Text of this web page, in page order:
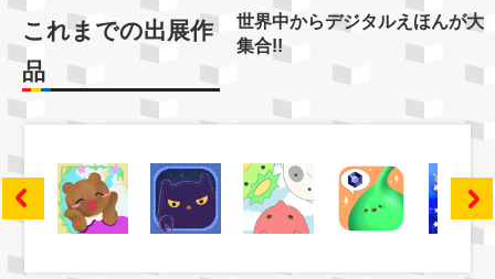
これまでの出展作
品
世界中からデジタルえほんが大
集合!!